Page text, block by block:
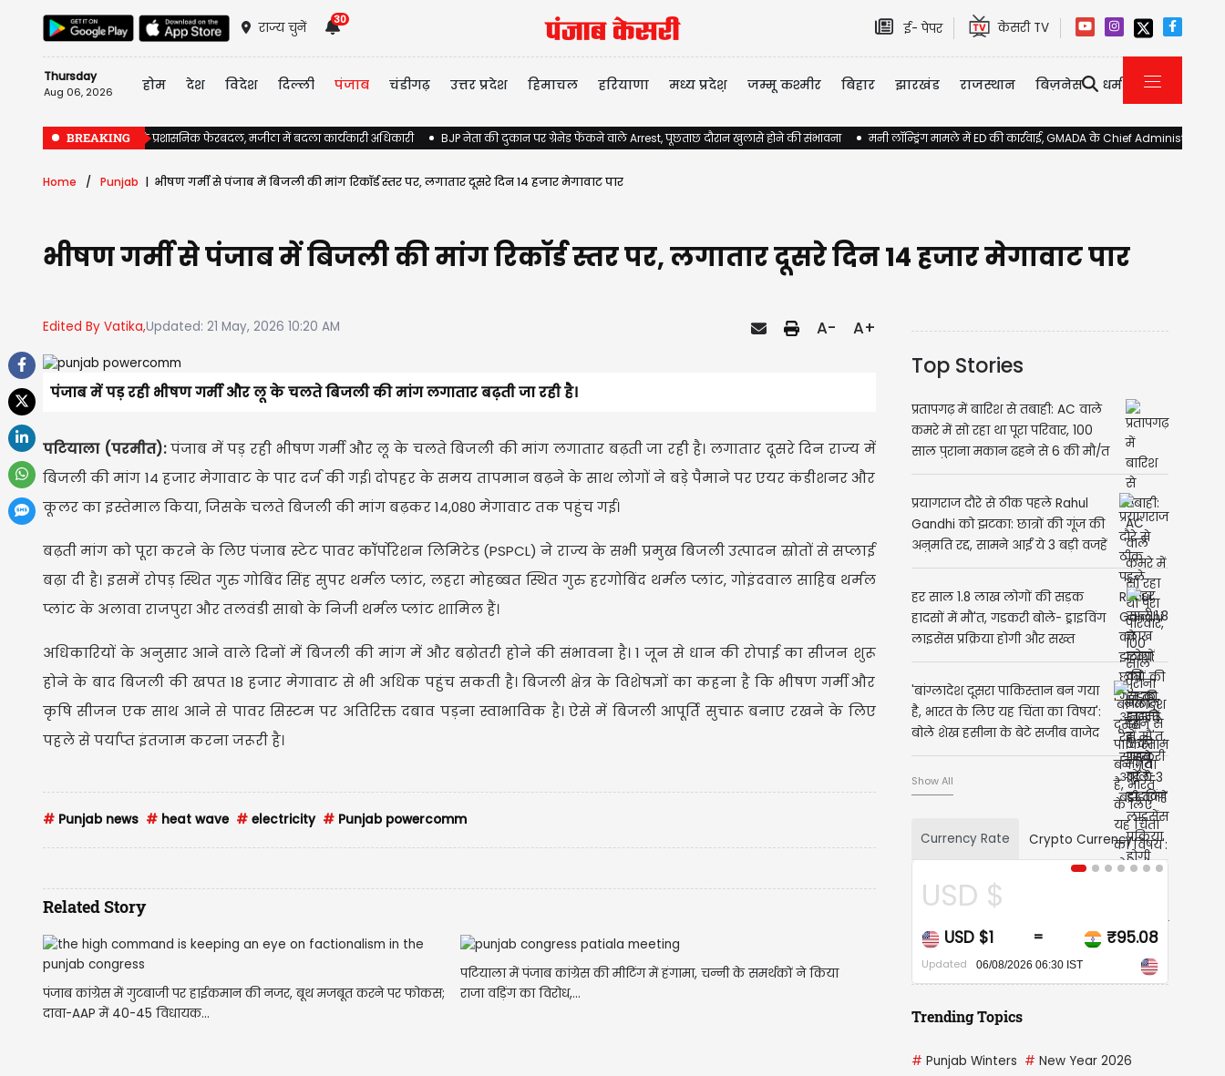
राज्य चुनें
30
ई- पेपर केसरी TV
Thursday
Aug 06, 2026 होम देश विदेश दिल्ली पंजाब चंडीगढ़ उत्तर प्रदेश हिमाचल हरियाणा मध्य प्रदेश़ जम्मू कश्मीर बिहार झारखंड राजस्थान बिज़नेस धर्म
BREAKING
पंजाब में चुनावों से पहले प्रशासनिक फेरबदल, मजीठा में बदला कार्यकारी अधिकारी BJP नेता की दुकान पर ग्रेनेड फेंकने वाले Arrest, पूछताछ दौरान खुलासे होने की संभावना मनी लॉन्ड्रिंग मामले में ED की कार्रवाई, GMADA के Chief Administrator
Home Punjab भीषण गर्मी से पंजाब में बिजली की मांग रिकॉर्ड स्तर पर, लगातार दूसरे दिन 14 हजार मेगावाट पार
भीषण गर्मी से पंजाब में बिजली की मांग रिकॉर्ड स्तर पर, लगातार दूसरे दिन 14 हजार मेगावाट पार
Edited By Vatika,Updated: 21 May, 2026 10:20 AM A- A+
पंजाब में पड़ रही भीषण गर्मी और लू के चलते बिजली की मांग लगातार बढ़ती जा रही है।
पटियाला (परमीत):पंजाब में पड़ रही भीषण गर्मी और लू के चलते बिजली की मांग लगातार बढ़ती जा रही है। लगातार दूसरे दिन राज्य में
बिजली की मांग 14 हजार मेगावाट के पार दर्ज की गई। दोपहर के समय तापमान बढ़ने के साथ लोगों ने बड़े पैमाने पर एयर कंडीशनर और
कूलर का इस्तेमाल किया, जिसके चलते बिजली की मांग बढ़कर 14,080 मेगावाट तक पहुंच गई।
बढ़ती मांग को पूरा करने के लिए पंजाब स्टेट पावर कॉर्पोरेशन लिमिटेड (PSPCL) ने राज्य के सभी प्रमुख बिजली उत्पादन स्रोतों से सप्लाई
बढ़ा दी है। इसमें रोपड़ स्थित गुरु गोबिंद सिंह सुपर थर्मल प्लांट, लहरा मोहब्बत स्थित गुरु हरगोबिंद थर्मल प्लांट, गोइंदवाल साहिब थर्मल
प्लांट के अलावा राजपुरा और तलवंडी साबो के निजी थर्मल प्लांट शामिल हैं।
अधिकारियों के अनुसार आने वाले दिनों में बिजली की मांग में और बढ़ोतरी होने की संभावना है। 1 जून से धान की रोपाई का सीजन शुरू
होने के बाद बिजली की खपत 18 हजार मेगावाट से भी अधिक पहुंच सकती है। बिजली क्षेत्र के विशेषज्ञों का कहना है कि भीषण गर्मी और
कृषि सीजन एक साथ आने से पावर सिस्टम पर अतिरिक्त दबाव पड़ना स्वाभाविक है। ऐसे में बिजली आपूर्ति सुचारू बनाए रखने के लिए
पहले से पर्याप्त इंतजाम करना जरूरी है।
# Punjab news # heat wave # electricity # Punjab powercomm
Related Story
पंजाब कांग्रेस में गुटबाजी पर हाईकमान की नजर, बूथ मजबूत करने पर फोकस;
दावा-AAP में 40-45 विधायक...
पटियाला में पंजाब कांग्रेस की मीटिंग में हंगामा, चन्नी के समर्थकों ने किया
राजा वड़िंग का विरोध,...
Top Stories
प्रतापगढ़ में बारिश से तबाही: AC वाले
कमरे में सो रहा था पूरा परिवार, 100
साल पुराना मकान ढहने से 6 की मौ/त
प्रयागराज दौरे से ठीक पहले Rahul
Gandhi को झटका: छात्रों की गूंज की
अनुमति रद्द, सामने आईं ये 3 बड़ी वजहें
हर साल 1.8 लाख लोगों की सड़क
हादसों में मौ'त, गडकरी बोले- ड्राइविंग
लाइसेंस प्रक्रिया होगी और सख्त
'बांग्लादेश दूसरा पाकिस्तान बन गया
है, भारत के लिए यह चिंता का विषय':
बोले शेख हसीना के बेटे सजीब वाजेद
जॉय
Show All
Currency Rate Crypto Currency
USD $
₹95.08
Updated 06/08/2026 06:30 IST
CAD $1 =
Updated 06/08/2026 06:30 IST
Trending Topics
# Punjab Winters # New Year 2026